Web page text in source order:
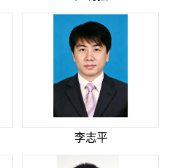
李志平